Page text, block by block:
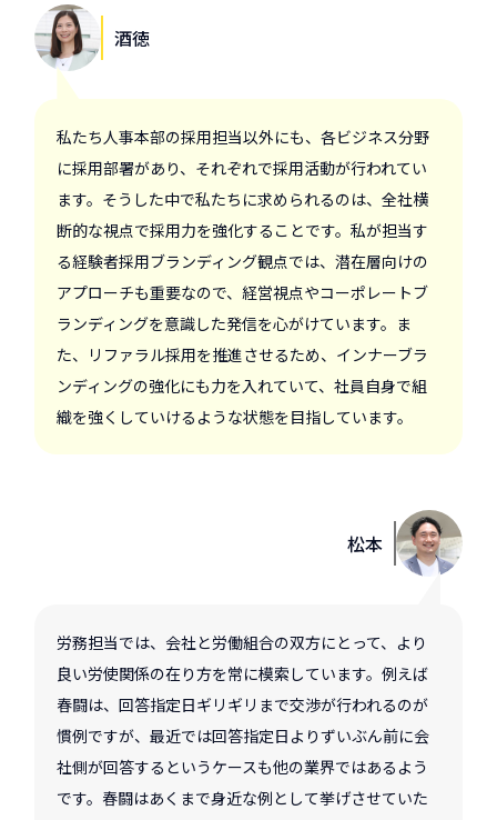
酒徳
私たち人事本部の採用担当以外にも、各ビジネス分野
に採用部署があり、それぞれで採用活動が行われてい
ます。そうした中で私たちに求められるのは、全社横
断的な視点で採用力を強化することです。私が担当す
る経験者採用ブランディング観点では、潜在層向けの
アプローチも重要なので、経営視点やコーポレートブ
ランディングを意識した発信を心がけています。ま
た、リファラル採用を推進させるため、インナーブラ
ンディングの強化にも力を入れていて、社員自身で組
織を強くしていけるような状態を目指しています。
松本
労務担当では、会社と労働組合の双方にとって、より
良い労使関係の在り方を常に模索しています。例えば
春闘は、回答指定日ギリギリまで交渉が行われるのが
慣例ですが、最近では回答指定日よりずいぶん前に会
社側が回答するというケースも他の業界ではあるよう
です。春闘はあくまで身近な例として挙げさせていた